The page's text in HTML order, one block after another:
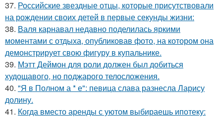
37. Российские звездные отцы, которые присутствовали
на рождении своих детей в первые секунды жизни:
38. Валя карнавал недавно поделилась яркими
моментами с отдыха, опубликовав фото, на котором она
демонстрирует свою фигуру в купальнике.
39. Мэтт Деймон для роли должен был добиться
худощавого, но поджарого телосложения.
40. "Я в Полном а * е": певица слава разнесла Ларису
долину.
41. Когда вместо аренды с уютом выбираешь ипотеку: